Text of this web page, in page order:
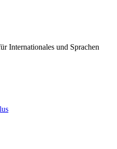
Internationales und Sprachen